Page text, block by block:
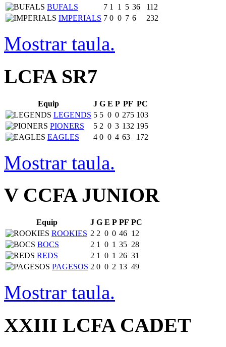
BUFALS
7 1 1 5 36
112
IMPERIALS 7 0 0 7 6 232
Mostrar taula.
LCFA SR7
Equip J G E P PF PC
LEGENDS 5 5 0 0 275 103
PIONERS
5 2 0 3 132 195
EAGLES
4 0 0 4 63 172
Mostrar taula.
V CCFA JUNIOR
Equip J G E P PF PC
ROOKIES 2 2 0 0 46 12
BOCS
2 1 0 1 35 28
REDS
2 1 0 1 26 31
PAGESOS 2 0 0 2 13 49
Mostrar taula.
XXIII LCFA CADET